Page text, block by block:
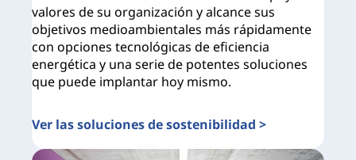
valores de su organización y alcance sus
objetivos medioambientales más rápidamente
con opciones tecnológicas de eficiencia
energética y una serie de potentes soluciones
que puede implantar hoy mismo.
Ver las soluciones de sostenibilidad >